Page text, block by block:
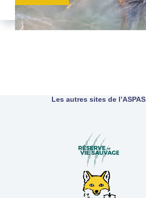
Les autres sites de l’ASPAS